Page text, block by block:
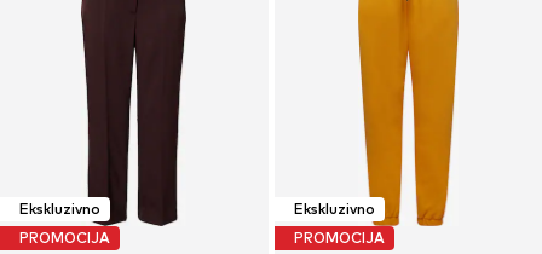
Ekskluzivno
PROMOCIJA
Ekskluzivno
PROMOCIJA